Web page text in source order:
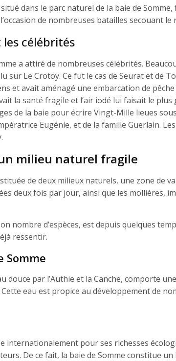
dans le parc naturel de la baie de
de nombreuses batailles secouant le
les célébrités
a attiré de nombreuses célébrités.
sur Le Crotoy. Ce fut le cas de Seurat et de
et avait aménagé une embarcation de
la santé fragile et l’air iodé lui faisait le plus
de la baie pour écrire Vingt-Mille lieues
Eugénie, et de la famille Guerlain.
milieu naturel fragile
de deux milieux naturels, une zone de
deux fois par jour, ainsi que les mollières,
nombre d’espèces, est depuis quelques
ressentir.
Somme
douce par l’Authie et la Canche, comporte
eau est propice au développement de
internationalement pour ses richesses
De ce fait, la baie de Somme constitue